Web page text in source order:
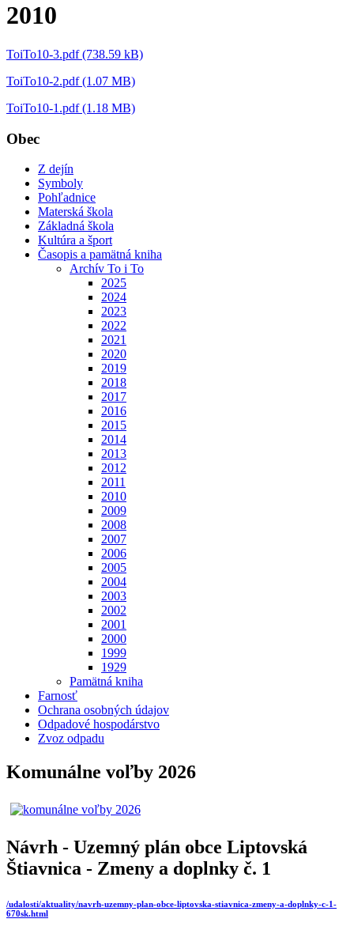
2010
ToiTo10-3.pdf (738.59 kB)
ToiTo10-2.pdf (1.07 MB)
ToiTo10-1.pdf (1.18 MB)
Obec
Z dejín
Symboly
Pohľadnice
Materská škola
Základná škola
Kultúra a šport
Časopis a pamätná kniha
Archív To i To
2025
2024
2023
2022
2021
2020
2019
2018
2017
2016
2015
2014
2013
2012
2011
2010
2009
2008
2007
2006
2005
2004
2003
2002
2001
2000
1999
1929
Pamätná kniha
Farnosť
Ochrana osobných údajov
Odpadové hospodárstvo
Zvoz odpadu
Komunálne voľby 2026
Návrh - Uzemný plán obce Liptovská
Štiavnica - Zmeny a doplnky č. 1
/udalosti/aktuality/navrh-uzemny-plan-obce-liptovska-stiavnica-zmeny-a-doplnky-c-1-
670sk.html